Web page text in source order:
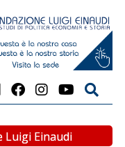
Luigi Einaudi